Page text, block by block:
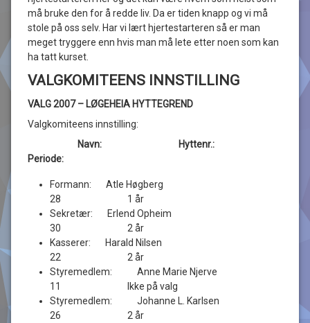
må bruke den for å redde liv. Da er tiden knapp og vi må
stole på oss selv. Har vi lært hjertestarteren så er man
meget tryggere enn hvis man må lete etter noen som kan
ha tatt kurset.
VALGKOMITEENS INNSTILLING
VALG 2007 – LØGEHEIA HYTTEGREND
Valgkomiteens innstilling:
Navn: Hyttenr.:
Periode:
Formann: Atle Høgberg
28 1 år
Sekretær: Erlend Opheim
30 2 år
Kasserer: Harald Nilsen
22 2 år
Styremedlem: Anne Marie Njerve
11 Ikke på valg
Styremedlem: Johanne L. Karlsen
26 2 år